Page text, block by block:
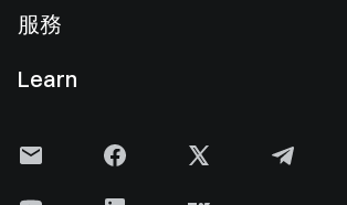
新聞中心
現貨交易
理財中心
服務
Learn
Gate 快訊